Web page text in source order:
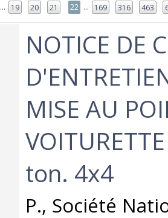
... 19 20 21 22 ... 169 316 463
‎NOTICE DE
MISE AU
ton. 4x4‎
‎P., Société